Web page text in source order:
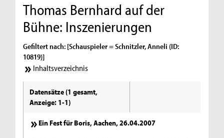
Thomas Bernhard auf der
Bühne: Inszenierungen
Gefiltert nach: [Schauspieler = Schnitzler, Anneli (ID:
10819)]
Inhaltsverzeichnis
Datensätze (1 gesamt,
Anzeige: 1-1)
Ein Fest für Boris, Aachen, 26.04.2007